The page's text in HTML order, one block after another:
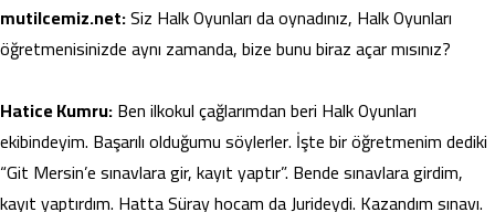
mutilcemiz.net:Siz Halk Oyunları da oynadınız, Halk Oyunları
öğretmenisinizde aynı zamanda, bize bunu biraz açar mısınız?
Hatice Kumru:Ben ilkokul çağlarımdan beri Halk Oyunları
ekibindeyim. Başarılı olduğumu söylerler. İşte bir öğretmenim dediki
“Git Mersin’e sınavlara gir, kayıt yaptır”. Bende sınavlara girdim,
kayıt yaptırdım. Hatta Süray hocam da Jurideydi. Kazandım sınavı.